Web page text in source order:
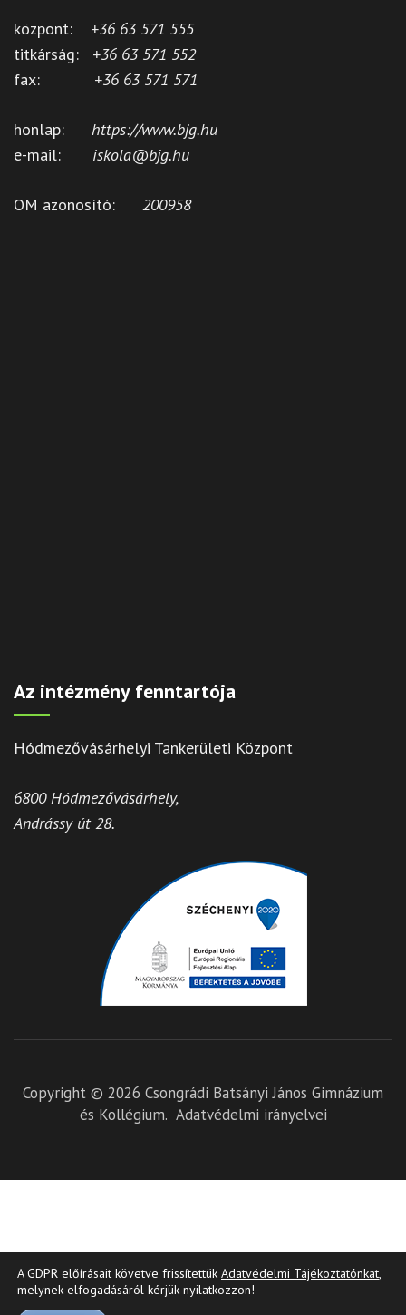
központ: +36 63 571 555
titkárság: +36 63 571 552
fax: +36 63 571 571
honlap: https://www.bjg.hu
e-mail: iskola@bjg.hu
OM azonosító: 200958
Az intézmény fenntartója
Hódmezővásárhelyi Tankerületi Központ
6800 Hódmezővásárhely,
Andrássy út 28.
Copyright © 2026 Csongrádi Batsányi János Gimnázium
és Kollégium. Adatvédelmi irányelvei
A GDPR előírásait követve frissítettük Adatvédelmi Tájékoztatónkat,
melynek elfogadásáról kérjük nyilatkozzon!